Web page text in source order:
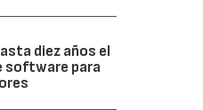
diez años el
software para